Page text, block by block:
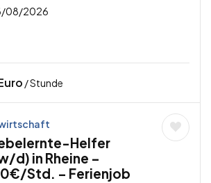
08/2026
/ Stunde
Helfer
d) in Rheine –
Std. – Ferienjob